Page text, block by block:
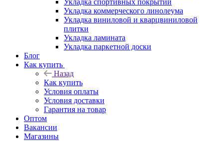
Укладка коммерческого линолеума
Укладка виниловой и кварцвиниловой
плитки
Укладка ламината
Укладка паркетной доски
Блог
Как купить
Назад
Как купить
Условия оплаты
Условия доставки
Гарантия на товар
Оптом
Вакансии
Магазины